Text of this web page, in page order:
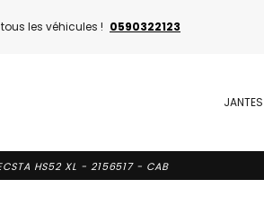
les véhicules ! 0590322123
JANTES
HS52 XL - 2156517 - CAB